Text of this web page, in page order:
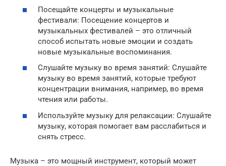
Посещайте концерты и музыкальные
фестивали: Посещение концертов и
музыкальных фестивалей – это отличный
способ испытать новые эмоции и создать
новые музыкальные воспоминания.
Слушайте музыку во время занятий: Слушайте
музыку во время занятий, которые требуют
концентрации внимания, например, во время
чтения или работы.
Используйте музыку для релаксации: Слушайте
музыку, которая помогает вам расслабиться и
снять стресс.
Музыка – это мощный инструмент, который может